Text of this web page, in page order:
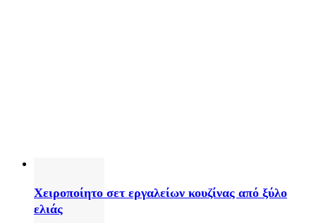
Χειροποίητο σετ εργαλείων κουζίνας από ξύλο
ελιάς